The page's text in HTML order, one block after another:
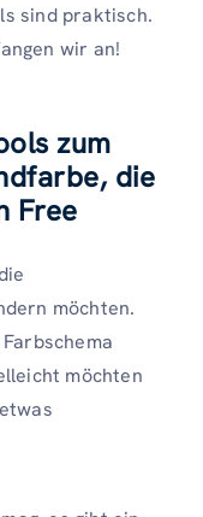
sind praktisch.
wir an!
zum
die
Free
möchten.
möchten